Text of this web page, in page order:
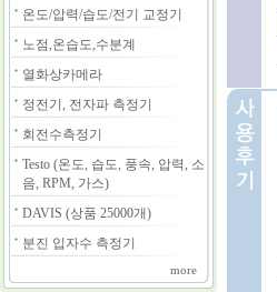
온도/압력/습도/전기 교정기
노점,온습도,수분계
열화상카메라
정전기, 전자파 측정기
회전수측정기
Testo (온도, 습도, 풍속, 압력, 소
음, RPM, 가스)
DAVIS (상품 25000개)
분진 입자수 측정기
more